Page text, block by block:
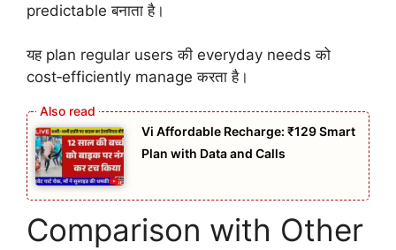
predictable बनाता है।
यह plan regular users की everyday needs को
cost‑efficiently manage करता है।
Vi Affordable Recharge: ₹129 Smart
Plan with Data and Calls
Comparison with Other